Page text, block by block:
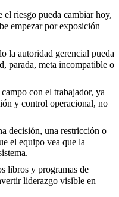
riesgo pueda cambiar hoy,
empezar por exposición
la autoridad gerencial pueda
parada, meta incompatible o
con el trabajador, ya
y control operacional, no
decisión, una restricción o
el equipo vea que la
libros y programas de
liderazgo visible en